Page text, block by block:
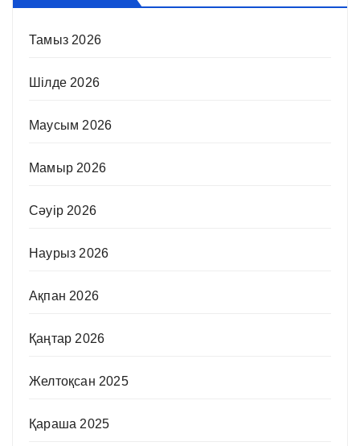
Тамыз 2026
Шілде 2026
Маусым 2026
Мамыр 2026
Сәуір 2026
Наурыз 2026
Ақпан 2026
Қаңтар 2026
Желтоқсан 2025
Қараша 2025